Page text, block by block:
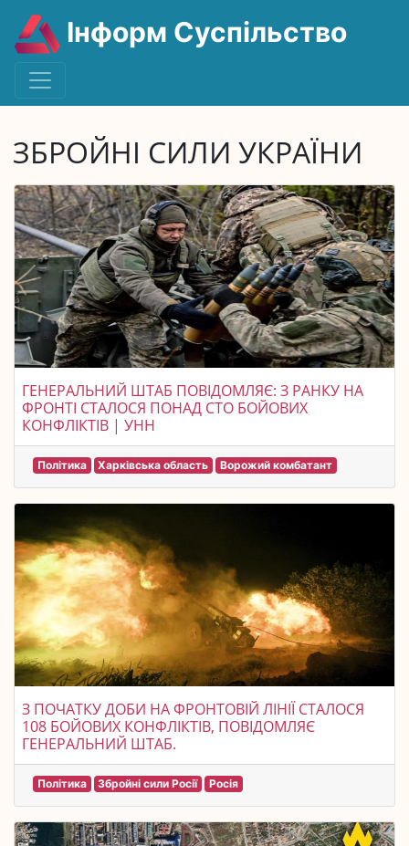
Інформ Суспільство
ЗБРОЙНІ СИЛИ УКРАЇНИ
ГЕНЕРАЛЬНИЙ ШТАБ ПОВІДОМЛЯЄ: З РАНКУ НА
ФРОНТІ СТАЛОСЯ ПОНАД СТО БОЙОВИХ
КОНФЛІКТІВ | УНН
Політика Харківська область Ворожий комбатант
З ПОЧАТКУ ДОБИ НА ФРОНТОВІЙ ЛІНІЇ СТАЛОСЯ
108 БОЙОВИХ КОНФЛІКТІВ, ПОВІДОМЛЯЄ
ГЕНЕРАЛЬНИЙ ШТАБ.
Політика Збройні сили Росії Росія